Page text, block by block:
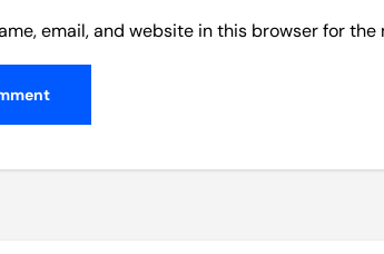
email, and website in this browser for